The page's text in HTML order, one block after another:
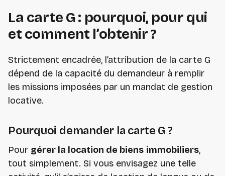
La carte G : pourquoi, pour qui
et comment l’obtenir ?
Strictement encadrée, l’attribution de la carte G
dépend de la capacité du demandeur à remplir
les missions imposées par un mandat de gestion
locative.
Pourquoi demander la carte G ?
Pour gérer la location de biens immobiliers,
tout simplement. Si vous envisagez une telle